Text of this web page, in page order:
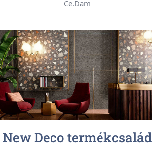
Ce.Dam
New Deco termékcsalád